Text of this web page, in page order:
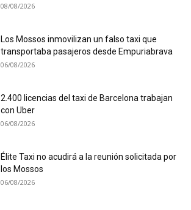
08/08/2026
Los Mossos inmovilizan un falso taxi que
transportaba pasajeros desde Empuriabrava
06/08/2026
2.400 licencias del taxi de Barcelona trabajan
con Uber
06/08/2026
Élite Taxi no acudirá a la reunión solicitada por
los Mossos
06/08/2026